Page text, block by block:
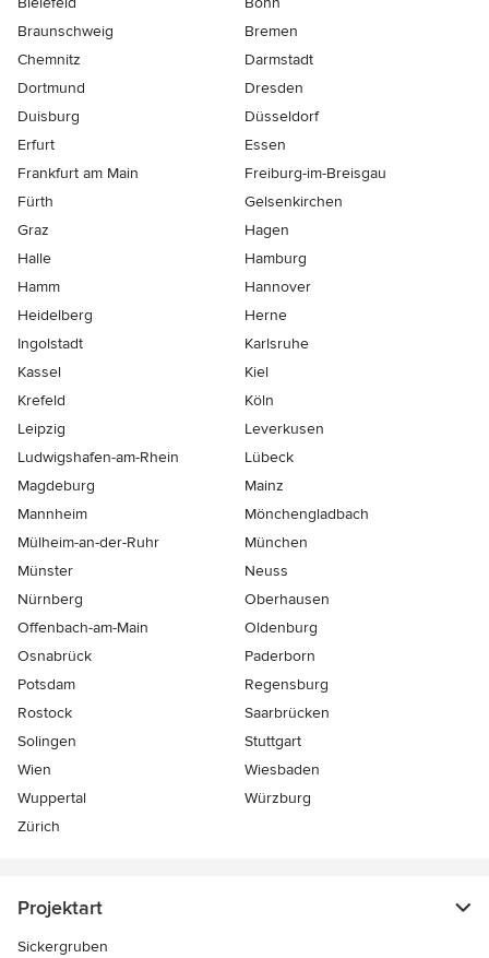
Braunschweig
Bremen
Chemnitz
Darmstadt
Dortmund
Dresden
Duisburg
Düsseldorf
Erfurt
Essen
Frankfurt am Main
Freiburg-im-Breisgau
Fürth
Gelsenkirchen
Graz
Hagen
Halle
Hamburg
Hamm
Hannover
Heidelberg
Herne
Ingolstadt
Karlsruhe
Kassel
Kiel
Krefeld
Köln
Leipzig
Leverkusen
Ludwigshafen-am-Rhein
Lübeck
Magdeburg
Mainz
Mannheim
Mönchen­gladbach
Mülheim-an-der-Ruhr
München
Münster
Neuss
Nürnberg
Oberhausen
Offenbach-am-Main
Oldenburg
Osnabrück
Paderborn
Potsdam
Regensburg
Rostock
Saarbrücken
Solingen
Stuttgart
Wien
Wiesbaden
Wuppertal
Würzburg
Zürich
Projektart
Sickergruben